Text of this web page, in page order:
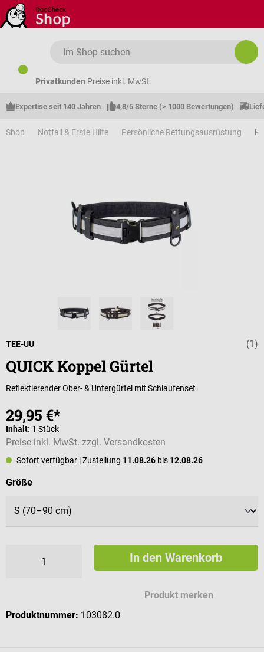
Zum Hauptinhalt springen
Privatkunden Preise inkl. MwSt.
Expertise seit 140 Jahren 4,8/5 Sterne (> 1000 Bewertungen)
Shop Notfall & Erste Hilfe Persönliche Rettungsausrüstung
(1)
TEE-UU
QUICK Koppel Gürtel
Reflektierender Ober- & Untergürtel mit Schlaufenset
29,95 €*
Inhalt: 1 Stück
Preise inkl. MwSt. zzgl. Versandkosten
Sofort verfügbar | Zustellung 11.08.26 bis 12.08.26
Größeauswählen
In den Warenkorb
Produkt merken
Produktnummer: 103082.0